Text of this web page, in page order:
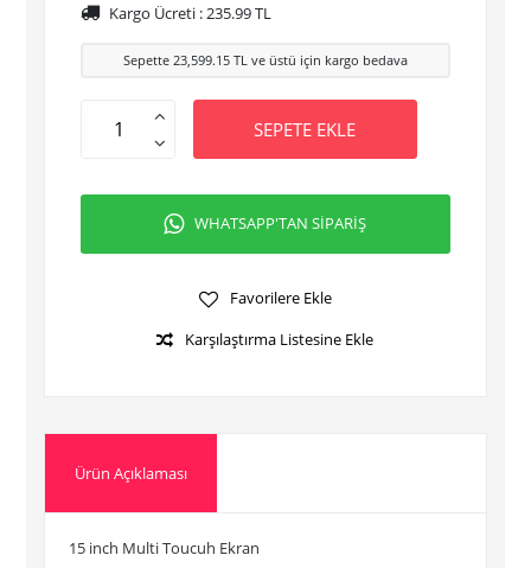
Kargo Ücreti :235.99TL
Sepette 23,599.15TL ve üstü için kargo bedava
SEPETE EKLE
WHATSAPP'TAN SİPARİŞ
Favorilere Ekle
Karşılaştırma Listesine Ekle
Ürün Açıklaması
15 inch Multi Toucuh Ekran